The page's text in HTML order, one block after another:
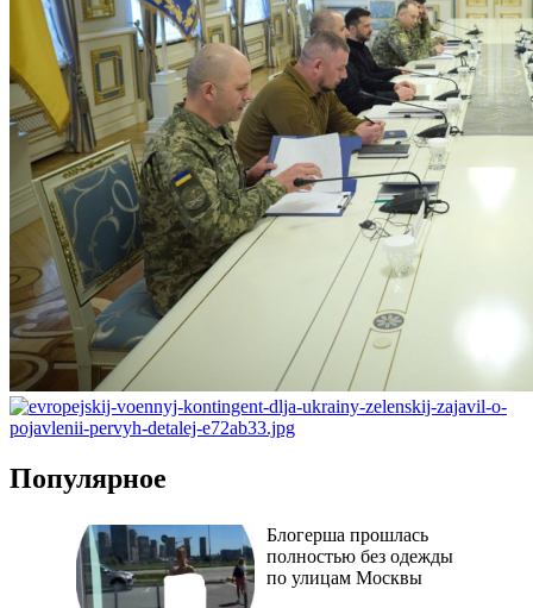
Популярное
Блогерша прошлась
полностью без одежды
по улицам Москвы